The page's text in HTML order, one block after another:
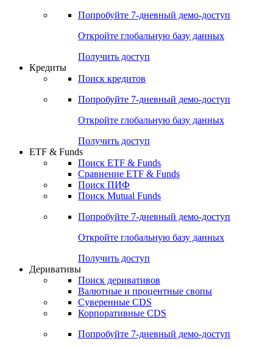
Попробуйте 7-дневный демо-доступ
Откройте глобальную базу данных
Получить доступ
Кредиты
Поиск кредитов
Попробуйте 7-дневный демо-доступ
Откройте глобальную базу данных
Получить доступ
ETF & Funds
Поиск ETF & Funds
Сравнение ETF & Funds
Поиск ПИФ
Поиск Mutual Funds
Попробуйте 7-дневный демо-доступ
Откройте глобальную базу данных
Получить доступ
Деривативы
Поиск деривативов
Валютные и процентные свопы
Суверенные CDS
Корпоративные CDS
Попробуйте 7-дневный демо-доступ